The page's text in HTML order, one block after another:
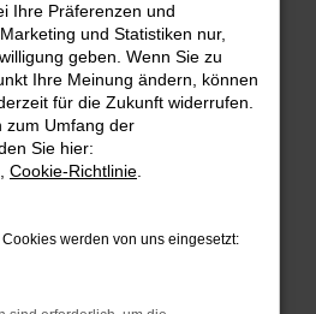
Error
aufgetreten.
die dir helfen können:
Firewall und deine
zum Beispiel deine
bestimmter Seiten
Ihre Präferenzen und
und Statistiken nur,
geben. Wenn Sie zu
Ihre Meinung ändern, können
für die Zukunft widerrufen.
zum Umfang der
Sie hier:
Cookie-Richtlinie
werden von uns eingesetzt: